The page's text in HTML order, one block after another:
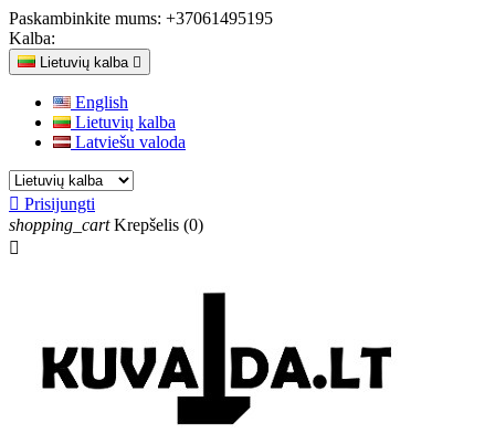
Paskambinkite mums: +37061495195
Kalba:
Lietuvių kalba 
English
Lietuvių kalba
Latviešu valoda
 Prisijungti
shopping_cart Krepšelis (0)
